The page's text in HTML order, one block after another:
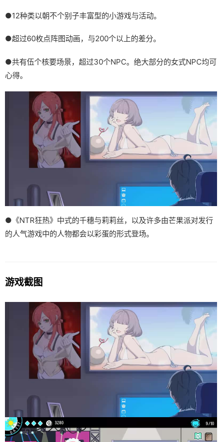
●12种类以朝不个别子丰富型的小游戏与活动。
●超过60枚点阵图动画，与200个以上的差分。
●共有伍个核要场景，超过30个NPC。绝大部分的女式NPC均可
心得。
●《NTR狂热》中式的千穗与莉莉丝，以及许多由芒果派对发行
的人气游戏中的人物都会以彩蛋的形式登场。
游戏截图